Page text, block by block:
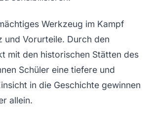
Werkzeug im Kampf
und Vorurteile. Durch den
mit den historischen Stätten des
Schüler eine tiefere und
in die Geschichte gewinnen
allein.